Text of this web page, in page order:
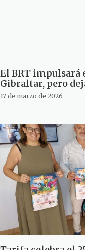
El BRT impulsará
Gibraltar, pero
17 de marzo de 2026